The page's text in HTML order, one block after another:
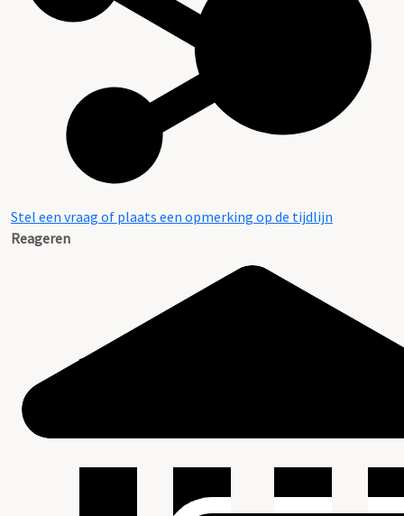
Stel een vraag of plaats een opmerking op de tijdlijn
Reageren